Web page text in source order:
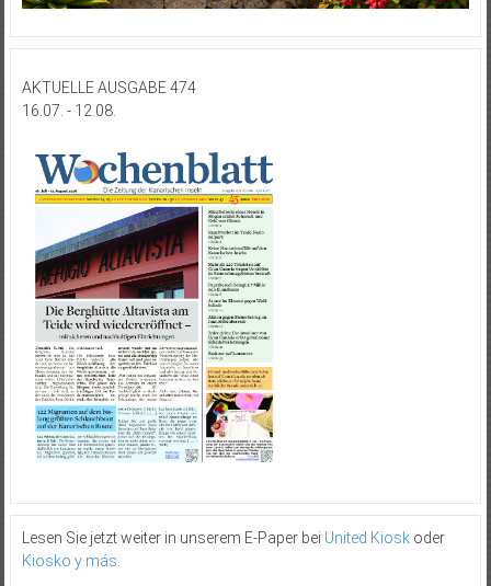
AKTUELLE AUSGABE 474
16.07. - 12.08.
Lesen Sie jetzt weiter in unserem E-Paper bei United Kioskoder
Kiosko y más.